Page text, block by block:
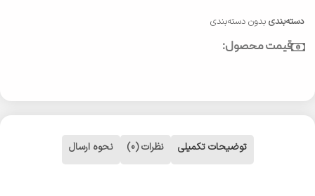
دسته‌بندی بدون دسته‌بندی
قیمت محصول:
توضیحات تکمیلی نظرات (0) نحوه ارسال